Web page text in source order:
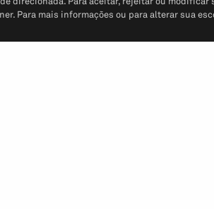
Para mais informações ou para alterar sua